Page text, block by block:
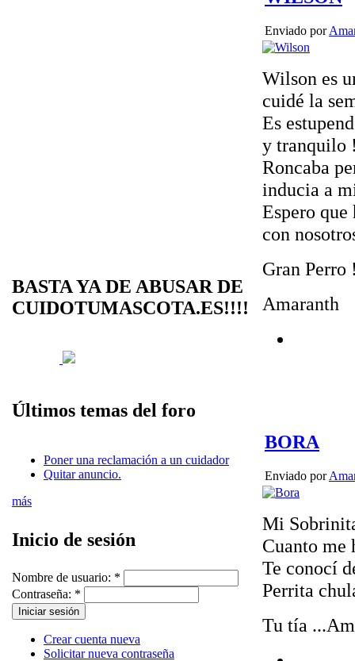
BASTA YA DE ABUSAR DE
CUIDOTUMASCOTA.ES!!!!
Últimos temas del foro
Poner una reclamación a un cuidador
Quitar anuncio.
más
Inicio de sesión
Nombre de usuario: *
Contraseña: *
Crear cuenta nueva
Solicitar nueva contraseña
Enviado por
Wilson es
cuidé la
Es
y tranquilo
Roncaba
inducia a
Espero que
con
Gran Perro
Amaranth
BORA
Enviado por
Mi
Cuanto me
Te conocí
Perrita
Tu tía